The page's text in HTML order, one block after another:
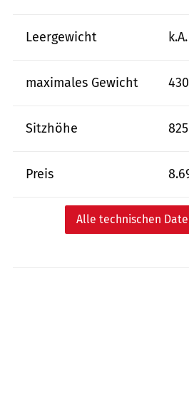
Leergewicht k.A.
maximales Gewicht
Sitzhöhe
Preis
Alle technischen